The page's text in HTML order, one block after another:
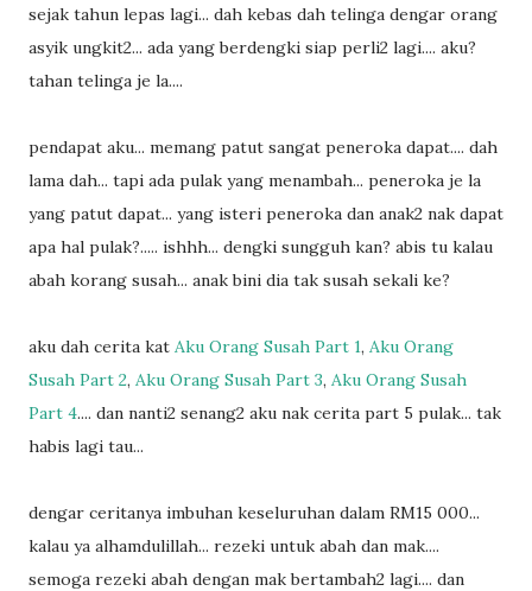
sejak tahun lepas lagi... dah kebas dah telinga dengar orang
asyik ungkit2... ada yang berdengki siap perli2 lagi.... aku?
tahan telinga je la....
pendapat aku... memang patut sangat peneroka dapat.... dah
lama dah... tapi ada pulak yang menambah... peneroka je la
yang patut dapat... yang isteri peneroka dan anak2 nak dapat
apa hal pulak?..... ishhh... dengki sungguh kan? abis tu kalau
abah korang susah... anak bini dia tak susah sekali ke?
aku dah cerita kat Aku Orang Susah Part 1, Aku Orang
Susah Part 2, Aku Orang Susah Part 3, Aku Orang Susah
Part 4.... dan nanti2 senang2 aku nak cerita part 5 pulak... tak
habis lagi tau...
dengar ceritanya imbuhan keseluruhan dalam RM15 000...
kalau ya alhamdulillah... rezeki untuk abah dan mak....
semoga rezeki abah dengan mak bertambah2 lagi.... dan